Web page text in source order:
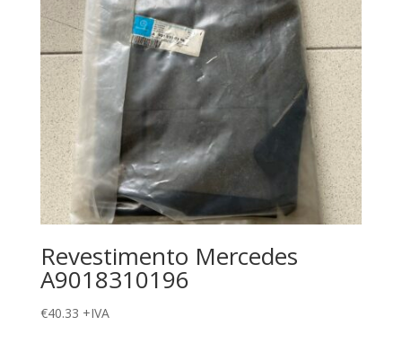
Revestimento Mercedes
A9018310196
€40.33 +IVA